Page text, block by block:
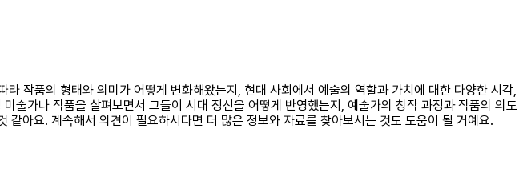
작품의 형태와 의미가 어떻게 변화해왔는지, 현대 사회에서 예술의 역할과 가치에 대한 다양한 시각,
술가나 작품을 살펴보면서 그들이 시대 정신을 어떻게 반영했는지, 예술가의 창작 과정과 작품의 의도
아요. 계속해서 의견이 필요하시다면 더 많은 정보와 자료를 찾아보시는 것도 도움이 될 거예요.